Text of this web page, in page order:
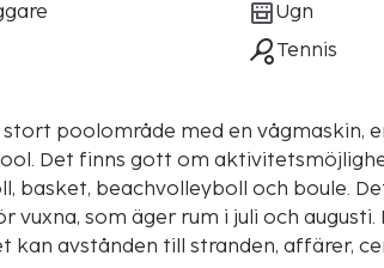
Ugn
Tennis
poolområde med en vågmaskin,
Det finns gott om
basket, beachvolleyboll och boule.
som äger rum i juli och augusti. Beroende på var du
kan avstånden till stranden, affärer,